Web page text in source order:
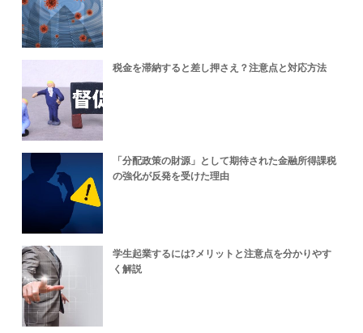
税金を滞納すると差し押さえ？注意点と対応方法
「分配政策の財源」として期待された金融所得課税
の強化が反発を受けた理由
学生起業するには?メリットと注意点を分かりやす
く解説